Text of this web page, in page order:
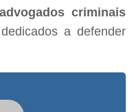
advogados criminais
a defender